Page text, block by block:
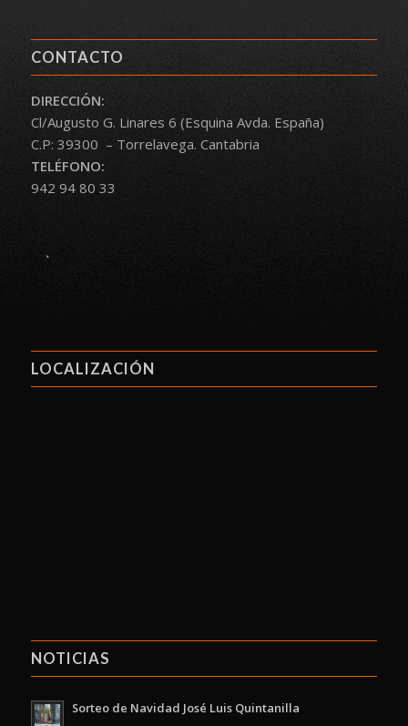
CONTACTO
DIRECCIÓN:
Cl/Augusto G. Linares 6 (Esquina Avda. España)
C.P: 39300 – Torrelavega. Cantabria
TELÉFONO:
942 94 80 33
.
LOCALIZACIÓN
NOTICIAS
Sorteo de Navidad José Luis Quintanilla